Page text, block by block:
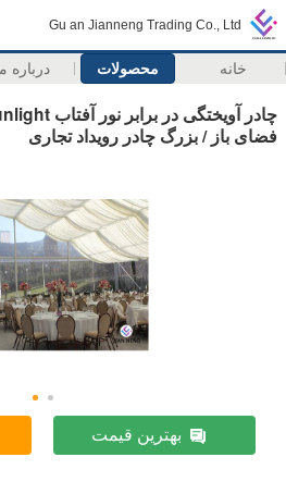
Gu an Jianneng Trading Co., Ltd
خانه محصولات درباره
فضای باز / بزرگ چادر رویداد تجاری
بهترین قیمت